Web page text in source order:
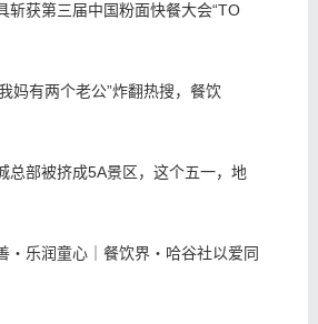
斩获第三届中国粉面快餐大会“TO
妈有两个老公”炸翻热搜，餐饮
总部被挤成5A景区，这个五一，地
・乐润童心｜餐饮界・哈谷社以爱同